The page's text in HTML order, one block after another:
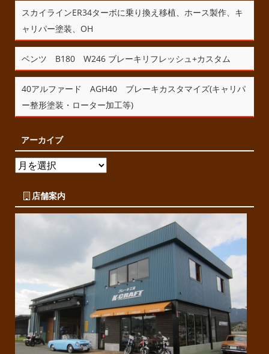
スカイラインER34ターボに乗り換え移植、ホース製作、キ
ャリパー塗装、OH
ベンツ B180 W246 ブレーキリフレッシュ+カスタム
40アルファード AGH40 ブレーキカスタマイズ(キャリパ
ー整形塗装・ローター加工等)
アーカイブ
店舗案内